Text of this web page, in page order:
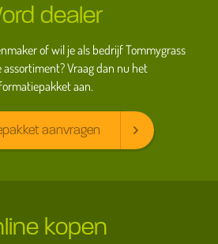
dealer
of wil je als bedrijf Tommygrass
Vraag dan nu het
aan.
aanvragen
kopen